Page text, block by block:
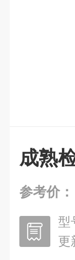
成熟
参考价：
型
更